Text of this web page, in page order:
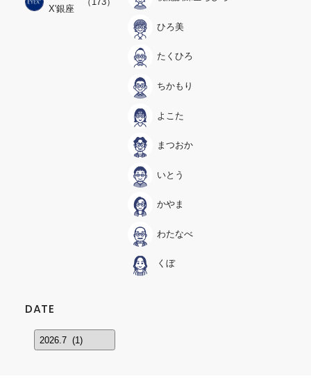
X'銀座
ひろ美
たくひろ
ちかもり
よこた
まつおか
いとう
かやま
わたなべ
くぼ
DATE